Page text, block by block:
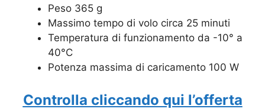
Peso 365 g
Massimo tempo di volo circa 25 minuti
Temperatura di funzionamento da -10° a
40°C
Potenza massima di caricamento 100 W
Controlla cliccando qui l’offerta